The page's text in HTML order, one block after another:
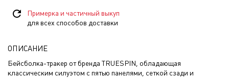
Примерка и частичный выкуп
для всех способов доставки
ОПИСАНИЕ
Бейсболка-тракер от бренда TRUESPIN, обладающая
классическим силуэтом с пятью панелями, сеткой сзади и